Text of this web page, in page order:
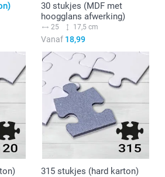
30 stukjes (MDF met
hoogglans afwerking)
25 17,5 cm
Vanaf18,99
315 stukjes (hard karton)